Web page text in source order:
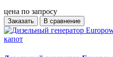
цена по запросу
Заказать В сравнение